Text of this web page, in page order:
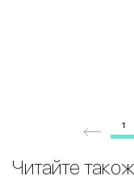
1
Читайте